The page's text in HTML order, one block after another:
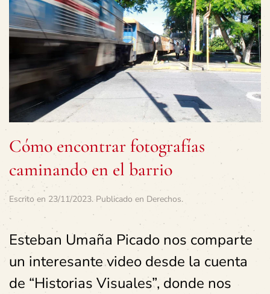
Cómo encontrar fotografías
caminando en el barrio
Escrito en 23/11/2023. Publicado en Derechos.
Esteban Umaña Picado nos comparte
un interesante video desde la cuenta
de “Historias Visuales”, donde nos